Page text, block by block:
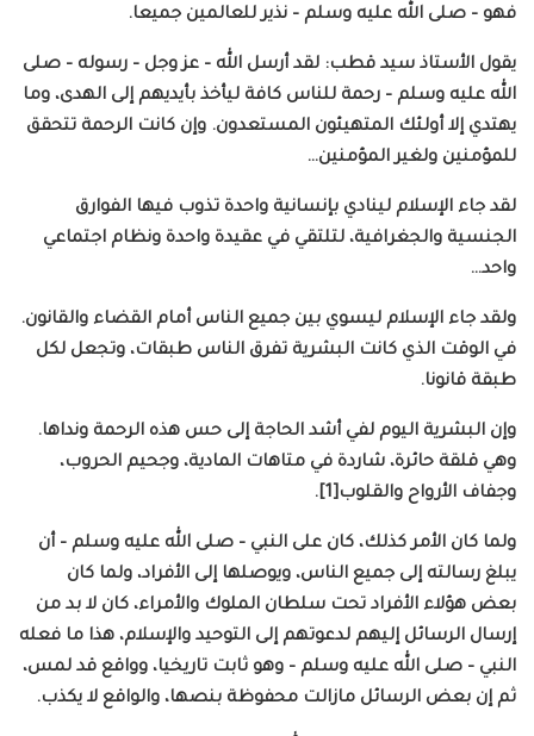
فهو – صلى الله عليه وسلم – نذير للعالمين جميعا.
يقول الأستاذ سيد قطب: لقد أرسل الله – عز وجل – رسوله – صلى
الله عليه وسلم – رحمة للناس كافة ليأخذ بأيديهم إلى الهدى، وما
يهتدي إلا أولئك المتهيئون المستعدون. وإن كانت الرحمة تتحقق
للمؤمنين ولغير المؤمنين…
لقد جاء الإسلام لينادي بإنسانية واحدة تذوب فيها الفوارق
الجنسية والجغرافية، لتلتقي في عقيدة واحدة ونظام اجتماعي
واحد…
ولقد جاء الإسلام ليسوي بين جميع الناس أمام القضاء والقانون.
في الوقت الذي كانت البشرية تفرق الناس طبقات، وتجعل لكل
طبقة قانونا.
وإن البشرية اليوم لفي أشد الحاجة إلى حس هذه الرحمة ونداها.
وهي قلقة حائرة، شاردة في متاهات المادية، وجحيم الحروب،
وجفاف الأرواح والقلوب[1].
ولما كان الأمر كذلك، كان على النبي – صلى الله عليه وسلم – أن
يبلغ رسالته إلى جميع الناس، ويوصلها إلى الأفراد، ولما كان
بعض هؤلاء الأفراد تحت سلطان الملوك والأمراء، كان لا بد من
إرسال الرسائل إليهم لدعوتهم إلى التوحيد والإسلام، هذا ما فعله
النبي – صلى الله عليه وسلم – وهو ثابت تاريخيا، وواقع قد لمس،
ثم إن بعض الرسائل مازالت محفوظة بنصها، والواقع لا يكذب.